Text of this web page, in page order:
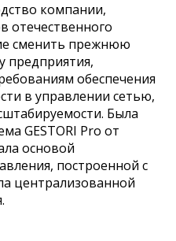
компании,
отечественного
сменить прежнюю
предприятия,
обеспечения
в управлении сетью,
Была
GESTORI Pro от
основой
построенной с
централизованной